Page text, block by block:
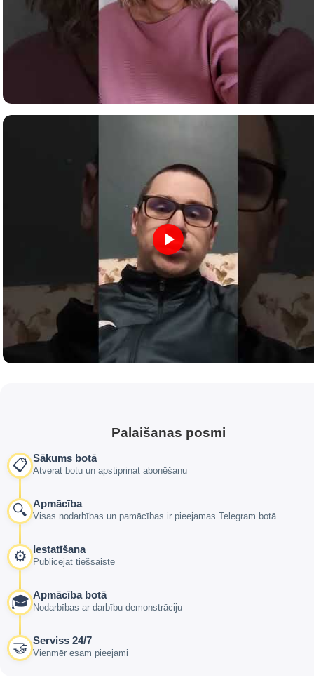
Palaišanas posmi
📋 Sākums botā
Atverat botu un apstiprinat abonēšanu
🔍 Apmācība
Visas nodarbības un pamācības ir pieejamas Telegram botā
⚙️ Iestatīšana
Publicējat tiešsaistē
🎓 Apmācība botā
Nodarbības ar darbību demonstrāciju
🤝 Serviss 24/7
Vienmēr esam pieejami